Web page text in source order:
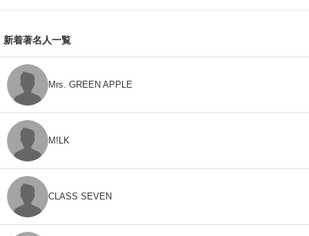
新着著名人一覧
Mrs. GREEN APPLE
M!LK
CLASS SEVEN